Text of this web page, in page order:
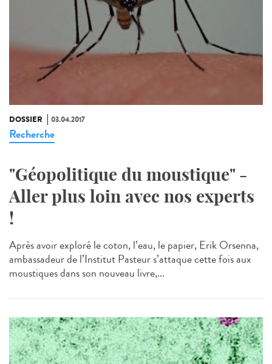
DOSSIER 03.04.2017
Recherche
"Géopolitique du moustique" -
Aller plus loin avec nos experts
!
Après avoir exploré le coton, l’eau, le papier, Erik Orsenna,
ambassadeur de l’Institut Pasteur s’attaque cette fois aux
moustiques dans son nouveau livre,...